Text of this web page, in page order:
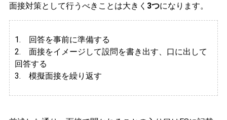
面接対策として行うべきことは大きく 3つになります。
1. 回答を事前に準備する
2. 面接をイメージして設問を書き出す、口に出して
回答する
3. 模擬面接を繰り返す